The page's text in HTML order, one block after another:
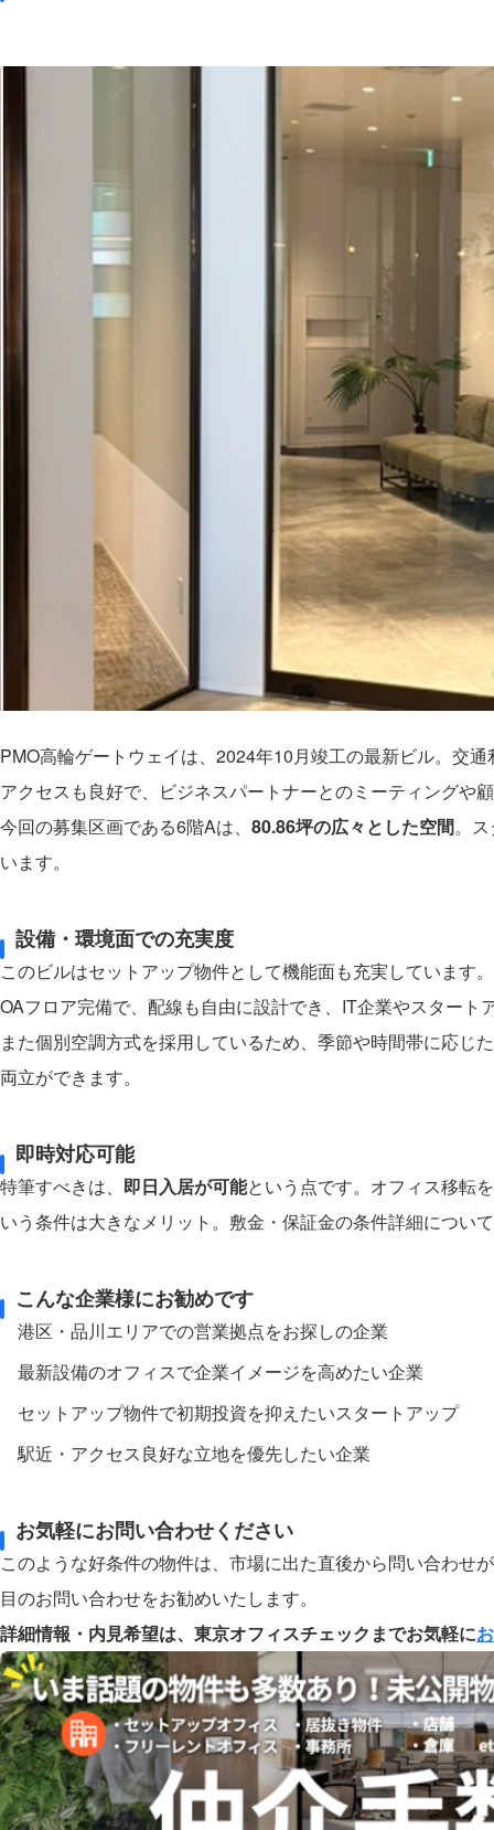
PMO高輪ゲートウェイは、2024年10月竣工の最新ビル。交
アクセスも良好で、ビジネスパートナーとのミーティングや
今回の募集区画である6階Aは、 80.86坪の広々とした空間。
います。
設備・環境面での充実度
このビルはセットアップ物件として機能面も充実しています
OAフロア完備で、配線も自由に設計でき、IT企業やスタート
また個別空調方式を採用しているため、季節や時間帯に応
両立ができます。
即時対応可能
特筆すべきは、 即日入居が可能という点です。オフィス移転
いう条件は大きなメリット。敷金・保証金の条件詳細につい
こんな企業様にお勧めです
港区・品川エリアでの営業拠点をお探しの企業
最新設備のオフィスで企業イメージを高めたい企業
セットアップ物件で初期投資を抑えたいスタートアップ
駅近・アクセス良好な立地を優先したい企業
お気軽にお問い合わせください
このような好条件の物件は、市場に出た直後から問い合わせ
目のお問い合わせをお勧めいたします。
詳細情報・内見希望は、東京オフィスチェックまでお気軽に